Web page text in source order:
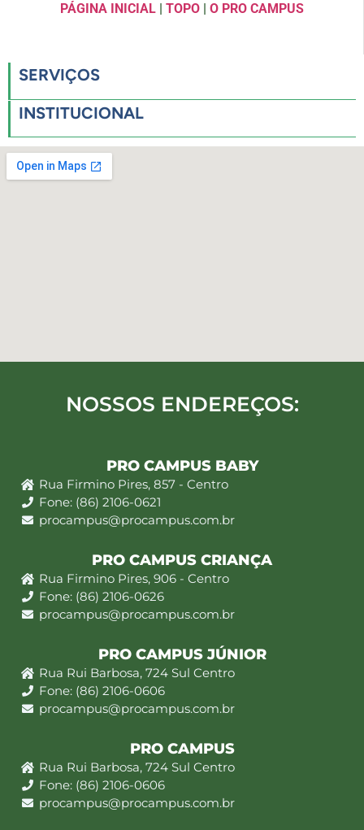
PÁGINA INICIAL| TOPO| O PRO CAMPUS
SERVIÇOS
INSTITUCIONAL
NOSSOS ENDEREÇOS:
PRO CAMPUS BABY
Rua Firmino Pires, 857 - Centro
Fone: (86) 2106-0621
procampus@procampus.com.br
PRO CAMPUS CRIANÇA
Rua Firmino Pires, 906 - Centro
Fone: (86) 2106-0626
procampus@procampus.com.br
PRO CAMPUS JÚNIOR
Rua Rui Barbosa, 724 Sul Centro
Fone: (86) 2106-0606
procampus@procampus.com.br
PRO CAMPUS
Rua Rui Barbosa, 724 Sul Centro
Fone: (86) 2106-0606
procampus@procampus.com.br